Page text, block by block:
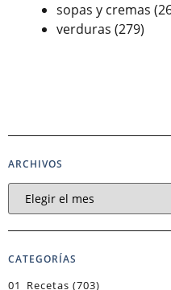
sopas y cremas
verduras (279)
ARCHIVOS
CATEGORÍAS
01_Recetas (703)